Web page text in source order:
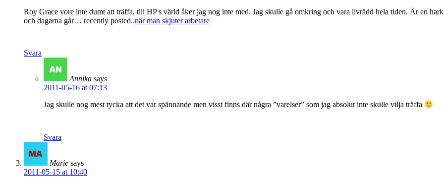
Roy Grace vore inte dumt att träffa, till HP s värld åker jag nog inte med. Jag skulle gå omkring och vara livrädd hela tiden. Är en
och dagarna går… recently posted..när man skjuter arbetare
Svara
Annika says
2011-05-16 at 07:13
Jag skulle nog mest tycka att det var spännande men visst finns där några ”varelser” som jag absolut inte skulle vilja träffa
Svara
Marie says
2011-05-15 at 10:40